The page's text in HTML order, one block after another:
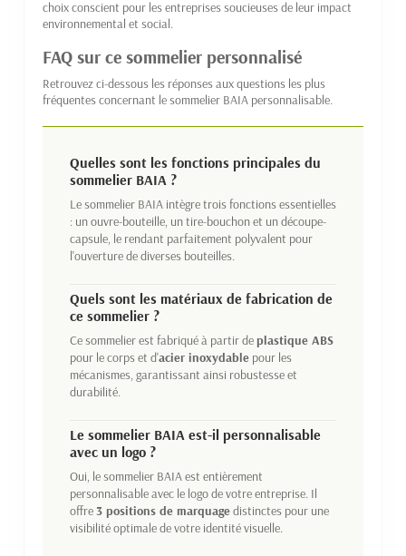
choix conscient pour les entreprises soucieuses de leur impact
environnemental et social.
FAQ sur ce sommelier personnalisé
Retrouvez ci-dessous les réponses aux questions les plus
fréquentes concernant le sommelier BAIA personnalisable.
Quelles sont les fonctions principales du
sommelier BAIA ?
Le sommelier BAIA intègre trois fonctions essentielles
: un ouvre-bouteille, un tire-bouchon et un découpe-
capsule, le rendant parfaitement polyvalent pour
l'ouverture de diverses bouteilles.
Quels sont les matériaux de fabrication de
ce sommelier ?
Ce sommelier est fabriqué à partir deplastique ABS
pour le corps et d'acier inoxydable pour les
mécanismes, garantissant ainsi robustesse et
durabilité.
Le sommelier BAIA est-il personnalisable
avec un logo ?
Oui, le sommelier BAIA est entièrement
personnalisable avec le logo de votre entreprise. Il
offre3 positions de marquagedistinctes pour une
visibilité optimale de votre identité visuelle.